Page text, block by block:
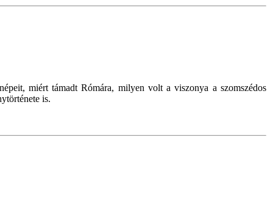
miért támadt Rómára, milyen volt a viszonya a szomszédos
is.